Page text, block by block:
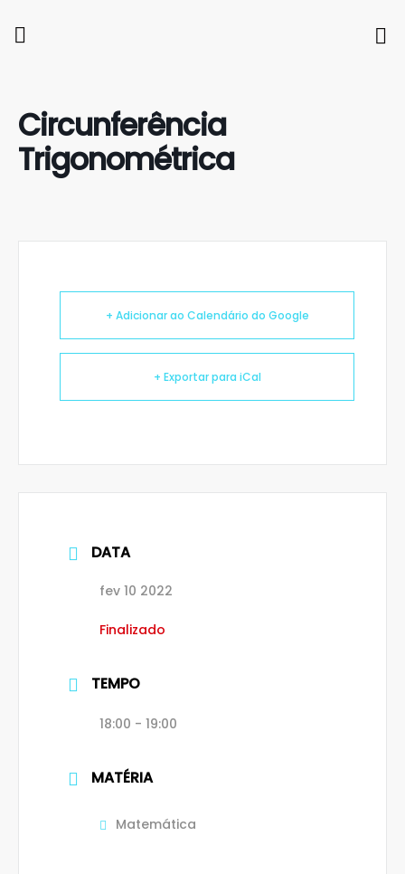
Circunferência
Trigonométrica
+ Adicionar ao Calendário do Google
+ Exportar para iCal
DATA
fev 10 2022
Finalizado
TEMPO
18:00 - 19:00
MATÉRIA
Matemática